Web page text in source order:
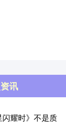
讯
耀时》不是质